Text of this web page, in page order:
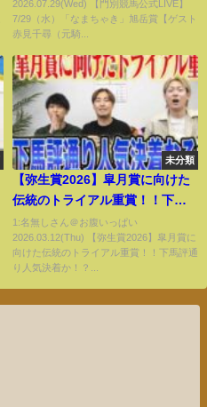
手）】【予想】
2026.07.29(Wed) 【門別競馬公式LIVE】
7/29（水）「なまちゃき」旭岳賞【ゲスト
赤見千尋（元騎...
未分類
【弥生賞2026】皐月賞に向けた
伝統のトライアル重賞！！下馬
評通り人気決着か！？それとも
波乱決着か！？気になる馬券も
公開します！
1:名無しさん＠お腹いっぱい
2026.03.12(Thu) 【弥生賞2026】皐月賞に
向けた伝統のトライアル重賞！！下馬評通
り人気決着か！？...